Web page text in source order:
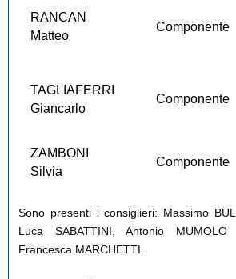
RANCAN
Matteo
Componente
TAGLIAFERRI
Giancarlo
Componente
ZAMBONI
Silvia
Componente
Sono presenti i consiglieri: Massimo
Luca SABATTINI, Antonio
Francesca MARCHETTI.